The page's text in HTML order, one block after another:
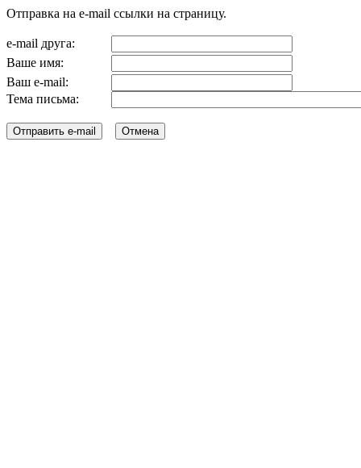
Отправка на e-mail ссылки на страницу.
e-mail друга:
Ваше имя:
Ваш e-mail:
Тема письма: